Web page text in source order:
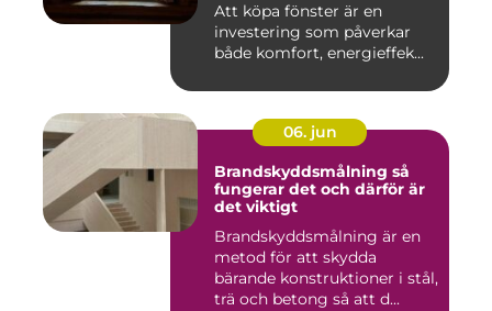
Att köpa fönster är en
investering som påverkar
både komfort, energieffek...
06. jun
Brandskyddsmålning så
fungerar det och därför är
det viktigt
Brandskyddsmålning är en
metod för att skydda
bärande konstruktioner i stål,
trä och betong så att d...